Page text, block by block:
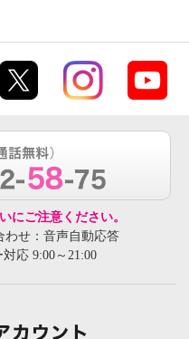
にご注意ください。
わせ：音声自動応答
応 9:00～21:00